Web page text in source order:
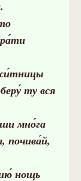
ту вся
мно́га
почива́й,
нощь